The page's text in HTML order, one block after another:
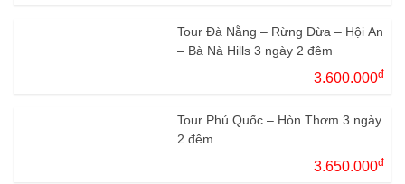
Tour Đà Nẵng – Rừng Dừa – Hội An
– Bà Nà Hills 3 ngày 2 đêm
3.600.000đ
Tour Phú Quốc – Hòn Thơm 3 ngày
2 đêm
3.650.000đ